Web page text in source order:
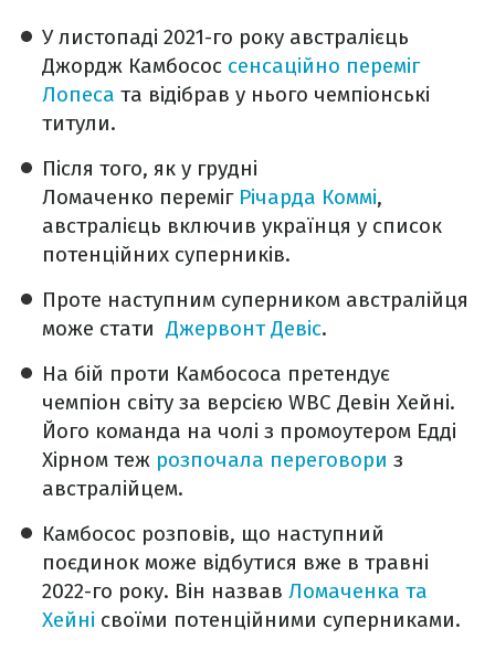
У листопаді 2021-го року австралієць
Джордж Камбосос сенсаційно переміг
Лопеса та відібрав у нього чемпіонські
титули.
Після того, як у грудні
Ломаченко перемігРічарда Коммі,
австралієць включив українця у список
потенційних суперників.
Проте наступним суперником австралійця
може стати Джервонт Девіс.
На бій проти Камбососа претендує
чемпіон світу за версією WBC Девін Хейні.
Його команда на чолі з промоутером Едді
Хірном теж розпочала переговори з
австралійцем.
Камбосос розповів, що наступний
поєдинок може відбутися вже в травні
2022-го року. Він назвав Ломаченка та
Хейні своїми потенційними суперниками.